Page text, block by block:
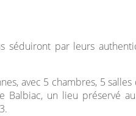
séduiront par leurs
avec 5 chambres, 5
un lieu préservé